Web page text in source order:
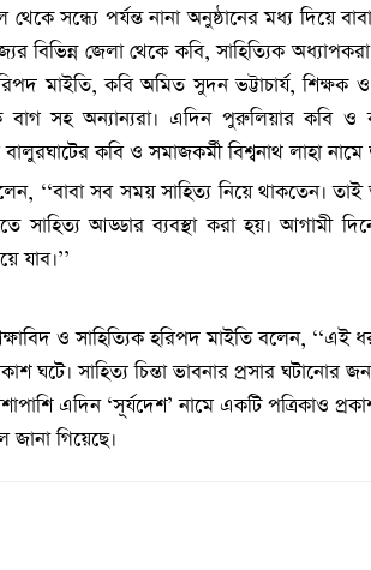
সন্ধ্যে পর্যন্ত নানা অনুষ্ঠানের মধ্য দিয়ে
বিভিন্ন জেলা থেকে কবি, সাহিত্যিক
মাইতি, কবি অমিত সুদন ভট্টাচার্য,
সহ অন্যান্যরা। এদিন পুরুলিয়ার কবি ও
কবি ও সমাজকর্মী বিশ্বনাথ লাহা
‘‘বাবা সব সময় সাহিত্য নিয়ে থাকতেন। তাই
সাহিত্য আড্ডার ব্যবস্থা করা হয়। আগামী
যাব।’’
ও সাহিত্যিক হরিপদ মাইতি বলেন, ‘‘এই
ঘটে। সাহিত্য চিন্তা ভাবনার প্রসার
এদিন ‘সূর্যদেশ’ নামে একটি পত্রিকাও
গিয়েছে।